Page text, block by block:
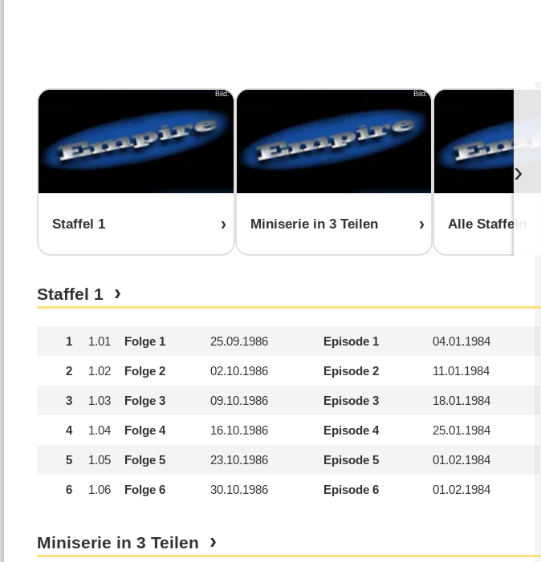
Bild:
Staffel 1
Bild:
Miniserie in 3 Teilen Alle Staffeln
›
Staffel 1
1 1.01 Folge 1 25.09.1986 Episode 1 04.01.1984
2 1.02 Folge 2 02.10.1986 Episode 2 11.01.1984
3 1.03 Folge 3 09.10.1986 Episode 3 18.01.1984
4 1.04 Folge 4 16.10.1986 Episode 4 25.01.1984
5 1.05 Folge 5 23.10.1986 Episode 5 01.02.1984
6 1.06 Folge 6 30.10.1986 Episode 6 01.02.1984
Miniserie in 3 Teilen